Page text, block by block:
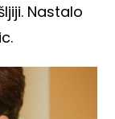
Nastalo